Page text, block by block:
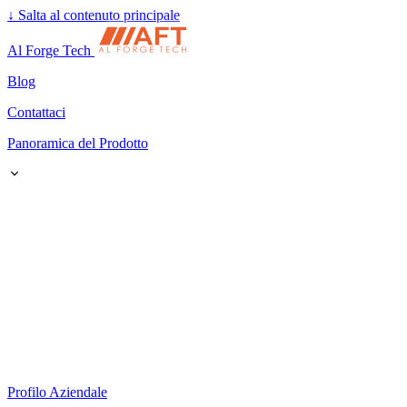
↓ Salta al contenuto principale
Al Forge Tech
Blog
Contattaci
Panoramica del Prodotto
Profilo Aziendale